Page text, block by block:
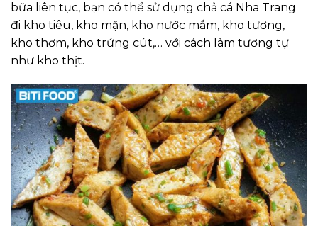
bữa liên tục, bạn có thể sử dụng chả cá Nha Trang
đi kho tiêu, kho mặn, kho nước mắm, kho tương,
kho thơm, kho trứng cút,… với cách làm tương tự
như kho thịt.